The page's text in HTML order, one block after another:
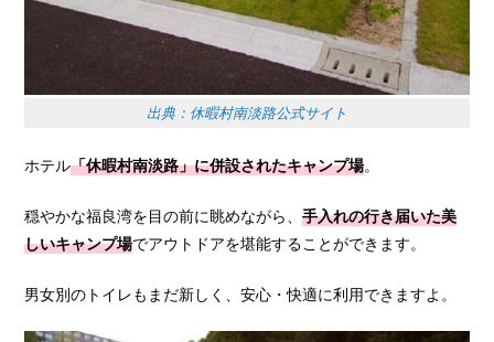
出典：休暇村南淡路公式サイト
ホテル「休暇村南淡路」に併設されたキャンプ場。
穏やかな福良湾を目の前に眺めながら、手入れの行き届いた美
しいキャンプ場でアウトドアを堪能することができます。
男女別のトイレもまだ新しく、安心・快適に利用できますよ。